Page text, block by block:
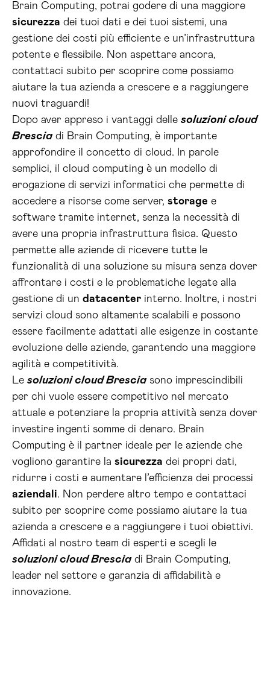
Brain Computing, potrai godere di una maggiore
sicurezza dei tuoi dati e dei tuoi sistemi, una
gestione dei costi più efficiente e un’infrastruttura
potente e flessibile. Non aspettare ancora,
contattaci subito per scoprire come possiamo
aiutare la tua azienda a crescere e a raggiungere
nuovi traguardi!
Dopo aver appreso i vantaggi delle soluzioni cloud
Bresciadi Brain Computing, è importante
approfondire il concetto di cloud. In parole
semplici, il cloud computing è un modello di
erogazione di servizi informatici che permette di
accedere a risorse come server, storage e
software tramite internet, senza la necessità di
avere una propria infrastruttura fisica. Questo
permette alle aziende di ricevere tutte le
funzionalità di una soluzione su misura senza dover
affrontare i costi e le problematiche legate alla
gestione di un datacenter interno. Inoltre, i nostri
servizi cloud sono altamente scalabili e possono
essere facilmente adattati alle esigenze in costante
evoluzione delle aziende, garantendo una maggiore
agilità e competitività.
Le soluzioni cloud Bresciasono imprescindibili
per chi vuole essere competitivo nel mercato
attuale e potenziare la propria attività senza dover
investire ingenti somme di denaro. Brain
Computing è il partner ideale per le aziende che
vogliono garantire la sicurezza dei propri dati,
ridurre i costi e aumentare l’efficienza dei processi
aziendali. Non perdere altro tempo e contattaci
subito per scoprire come possiamo aiutare la tua
azienda a crescere e a raggiungere i tuoi obiettivi.
Affidati al nostro team di esperti e scegli le
soluzioni cloud Bresciadi Brain Computing,
leader nel settore e garanzia di affidabilità e
innovazione.